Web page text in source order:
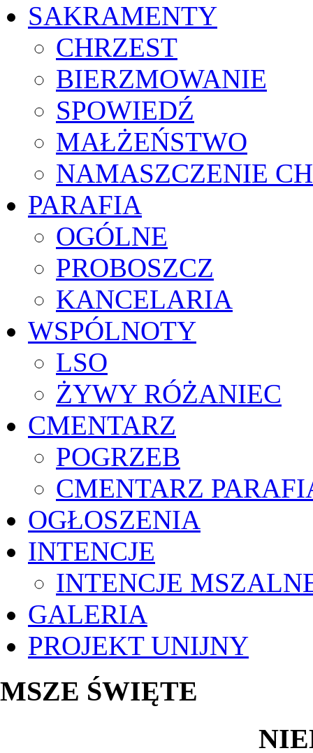
SAKRAMENTY
CHRZEST
BIERZMOWANIE
SPOWIEDŹ
MAŁŻEŃSTWO
NAMASZCZENIE
PARAFIA
OGÓLNE
PROBOSZCZ
KANCELARIA
WSPÓLNOTY
LSO
ŻYWY RÓŻANIEC
CMENTARZ
POGRZEB
CMENTARZ
OGŁOSZENIA
INTENCJE
INTENCJE
GALERIA
PROJEKT UNIJNY
MSZE ŚWIĘTE